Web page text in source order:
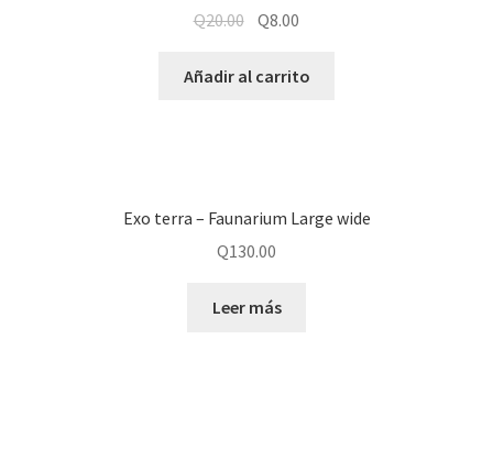
Q20.00 Q8.00
Añadir al carrito
Exo terra – Faunarium Large wide
Q130.00
Leer más